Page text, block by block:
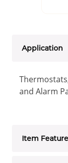
Application
and Alarm
Item